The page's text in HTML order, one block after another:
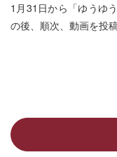
1月31日から「ゆうゆ
の後、順次、動画を投